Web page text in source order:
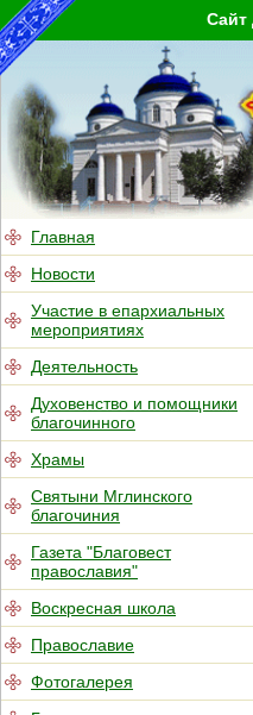
Сайт
Главная
Новости
Участие в епархиальных
мероприятиях
Деятельность
Духовенство и помощники
благочинного
Храмы
Святыни Мглинского
благочиния
Газета "Благовест
православия"
Воскресная школа
Православие
Фотогалерея